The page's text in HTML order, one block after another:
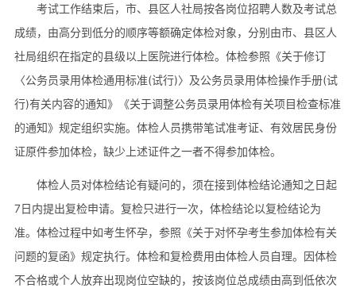
考试工作结束后，市、县区人社局按各岗位招聘人数及考试总
成绩，由高分到低分的顺序等额确定体检对象，分别由市、县区人
社局组织在指定的县级以上医院进行体检。体检参照《关于修订
〈公务员录用体检通用标准(试行)〉及公务员录用体检操作手册(试
行)有关内容的通知》《关于调整公务员录用体检有关项目检查标准
的通知》规定组织实施。体检人员携带笔试准考证、有效居民身份
证原件参加体检，缺少上述证件之一者不得参加体检。
体检人员对体检结论有疑问的，须在接到体检结论通知之日起
7日内提出复检申请。复检只进行一次，体检结论以复检结论为
准。体检过程中如考生怀孕，参照《关于对怀孕考生参加体检有关
问题的复函》规定执行。体检和复检费用由体检人员自理。因体检
不合格或个人放弃出现岗位空缺的，按该岗位总成绩由高到低依次